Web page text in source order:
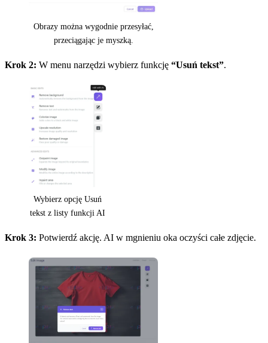
Obrazy można wygodnie przesyłać,
przeciągając je myszką.
Krok 2: W menu narzędzi wybierz funkcję “Usuń tekst”.
Wybierz opcję Usuń
tekst z listy funkcji AI
Krok 3: Potwierdź akcję. AI w mgnieniu oka oczyści całe zdjęcie.